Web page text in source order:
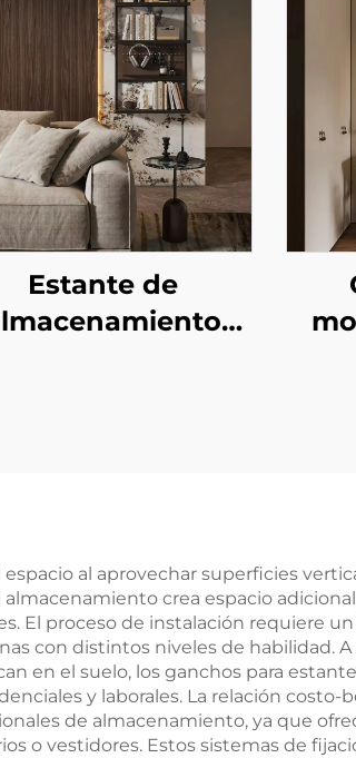
Estante de
al aprovechar superficies
crea espacio
El proceso de instalación requiere
con distintos niveles de habilidad.
en el suelo, los ganchos para
y laborales. La relación costo-
de almacenamiento, ya que
o vestidores. Estos sistemas de